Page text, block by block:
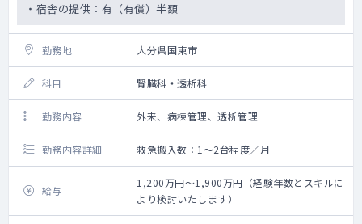
・宿舎の提供：有（有償）半額
勤務地 大分県国東市
科目 腎臓科・透析科
勤務内容 外来、病棟管理、透析管理
勤務内容詳細 救急搬入数：1～2台程度／月
給与
1,200万円～1,900万円（経験年数とスキルに
より検討いたします）